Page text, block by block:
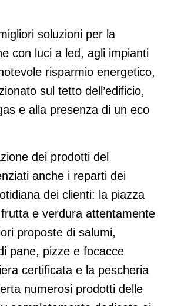
soluzioni per la
con luci a led, agli impianti
risparmio energetico,
sul tetto dell’edificio,
e alla presenza di un eco
dei prodotti del
anche i reparti dei
dei clienti: la piazza
e verdura attentamente
proposte di salumi,
pane, pizze e focacce
certificata e la pescheria
numerosi prodotti delle